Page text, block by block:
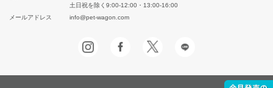
土日祝を除く9:00-12:00・13:00-16:00
メールアドレス
info@pet-wagon.com